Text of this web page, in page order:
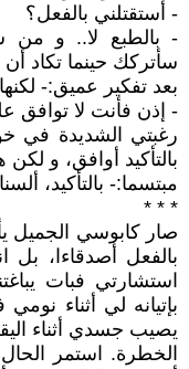
- أستقتلني بالفعل؟
- بالطبع لا.. و من
سأتركك حينما تكاد أن
بعد تفكير عميق:-
- إذن فأنت لا توافق
رغبتي الشديدة في
بالتأكيد أوافق، و
مبتسما:- بالتأكيد،
* * *
صار كابوسي الجميل
بالفعل أصدقاءا، بل
استشارتي فبات
بإتيانه لي أثناء
يصيب جسدي أثناء
الخطرة. استمر